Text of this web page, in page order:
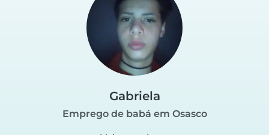
Gabriela
Emprego de babá em Osasco